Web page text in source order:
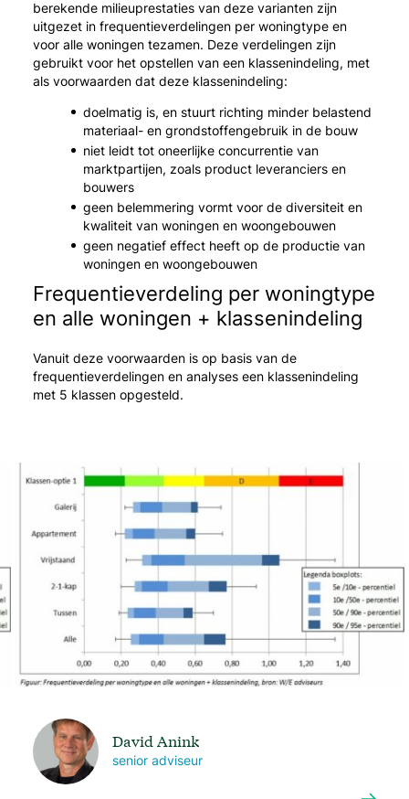
berekende milieuprestaties van deze varianten zijn
uitgezet in frequentieverdelingen per woningtype en
voor alle woningen tezamen. Deze verdelingen zijn
gebruikt voor het opstellen van een klassenindeling, met
als voorwaarden dat deze klassenindeling:
doelmatig is, en stuurt richting minder belastend
materiaal- en grondstoffengebruik in de bouw
niet leidt tot oneerlijke concurrentie van
marktpartijen, zoals product leveranciers en
bouwers
geen belemmering vormt voor de diversiteit en
kwaliteit van woningen en woongebouwen
geen negatief effect heeft op de productie van
woningen en woongebouwen
Frequentieverdeling per woningtype
en alle woningen + klassenindeling
Vanuit deze voorwaarden is op basis van de
frequentieverdelingen en analyses een klassenindeling
met 5 klassen opgesteld.
David Anink
senior adviseur